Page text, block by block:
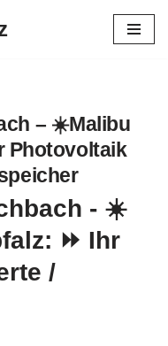
– ☀️Malibu
Photovoltaik